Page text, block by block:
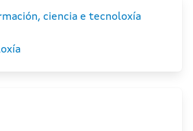
ciencia e tecnoloxía